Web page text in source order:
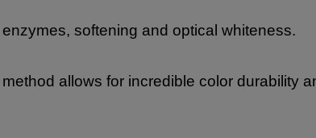
softening and optical whiteness.
allows for incredible color durability